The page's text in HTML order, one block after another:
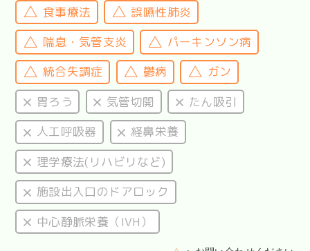
食事療法
誤嚥性肺炎
喘息・気管支炎
パーキンソン病
統合失調症
鬱病
ガン
胃ろう
気管切開
たん吸引
人工呼吸器
経鼻栄養
理学療法(リハビリなど)
施設出入口のドアロック
中心静脈栄養（IVH）